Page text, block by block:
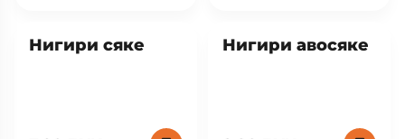
Нигири сяке Нигири авосяке